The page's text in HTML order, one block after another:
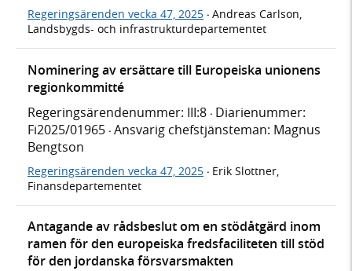
Regeringsärenden vecka 47, 2025 · Andreas Carlson,
Landsbygds- och infrastrukturdepartementet
Nominering av ersättare till Europeiska unionens
regionkommitté
Regeringsärendenummer: III:8 · Diarienummer:
Fi2025/01965 · Ansvarig chefstjänsteman: Magnus
Bengtson
Regeringsärenden vecka 47, 2025 · Erik Slottner,
Finansdepartementet
Antagande av rådsbeslut om en stödåtgärd inom
ramen för den europeiska fredsfaciliteten till stöd
för den jordanska försvarsmakten